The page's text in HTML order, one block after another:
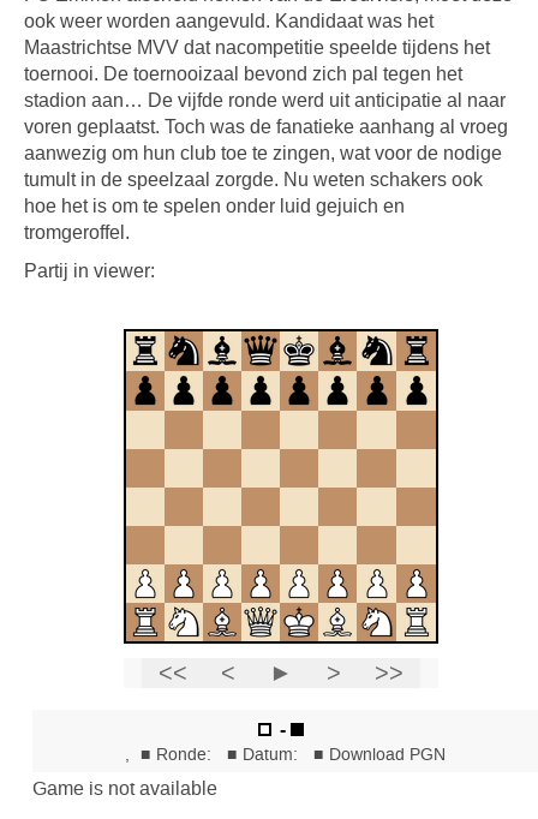
ook weer worden aangevuld. Kandidaat was het
Maastrichtse MVV dat nacompetitie speelde tijdens het
toernooi. De toernooizaal bevond zich pal tegen het
stadion aan… De vijfde ronde werd uit anticipatie al naar
voren geplaatst. Toch was de fanatieke aanhang al vroeg
aanwezig om hun club toe te zingen, wat voor de nodige
tumult in de speelzaal zorgde. Nu weten schakers ook
hoe het is om te spelen onder luid gejuich en
tromgeroffel.
Partij in viewer: